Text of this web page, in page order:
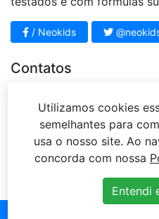
/ Neokids
Contatos
Rua Sena Madureira, 63
Campo Limpo Paulista – SP
Utilizamos cookies
semelhantes para
usa o nosso site. Ao
concorda com nossa
Entendi